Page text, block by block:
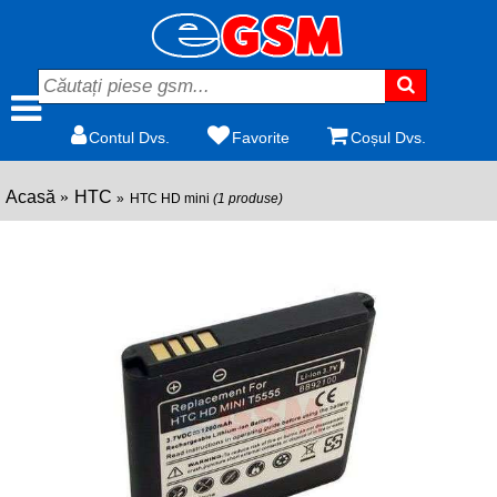
Contul Dvs. Favorite Coșul Dvs.
Acasă HTC HTC HD mini (1 produse)